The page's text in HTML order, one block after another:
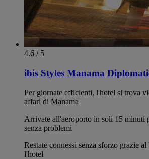
4.6 / 5
ibis Styles Manama
Per giornate efficienti, l'hotel si trova
affari di Manama
Arrivate all'aeroporto in soli 15 minuti
senza problemi
Restate connessi senza sforzo grazie
l'hotel